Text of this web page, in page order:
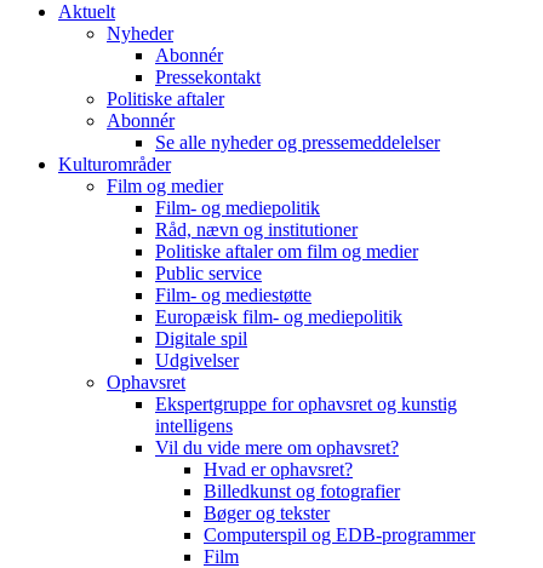
Aktuelt
Nyheder
Abonnér
Pressekontakt
Politiske aftaler
Abonnér
Se alle nyheder og pressemeddelelser
Kulturområder
Film og medier
Film- og mediepolitik
Råd, nævn og institutioner
Politiske aftaler om film og medier
Public service
Film- og mediestøtte
Europæisk film- og mediepolitik
Digitale spil
Udgivelser
Ophavsret
Ekspertgruppe for ophavsret og kunstig
intelligens
Vil du vide mere om ophavsret?
Hvad er ophavsret?
Billedkunst og fotografier
Bøger og tekster
Computerspil og EDB-programmer
Film